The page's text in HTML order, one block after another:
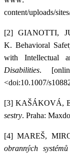
content/uploads/
[2]GIANOTTI,
K. Behavioral
with Intellectual
Disabilities.
<doi:10.1007/
[3] KAŠÁKOVÁ,
sestry. Praha:
[4]MAREŠ,
obranných